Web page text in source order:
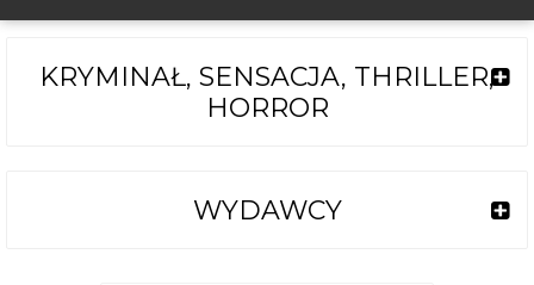
KRYMINAŁ, SENSACJA, THRILLER,
HORROR
WYDAWCY